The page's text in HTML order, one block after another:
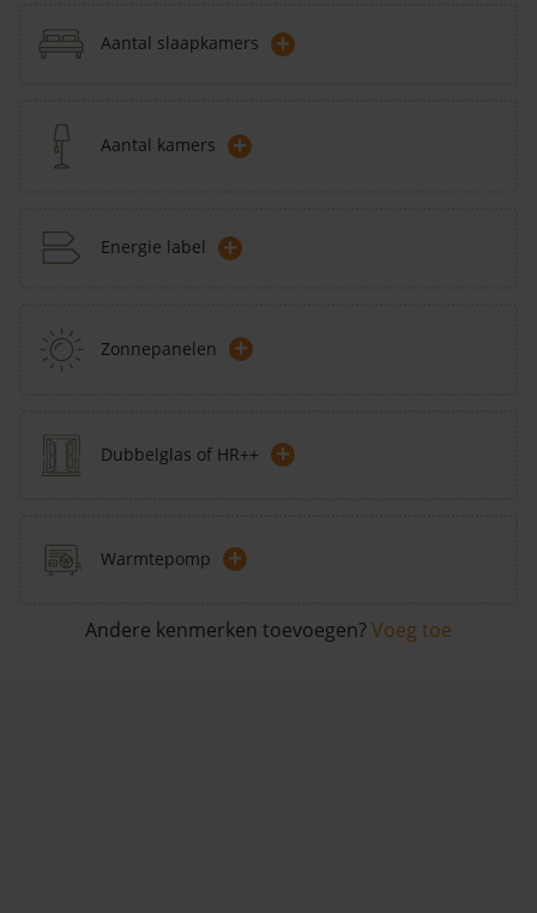
Aantal slaapkamers +
Aantal kamers +
Energie label +
Zonnepanelen +
Dubbelglas of HR++ +
Warmtepomp +
Andere kenmerken toevoegen? Voeg toe